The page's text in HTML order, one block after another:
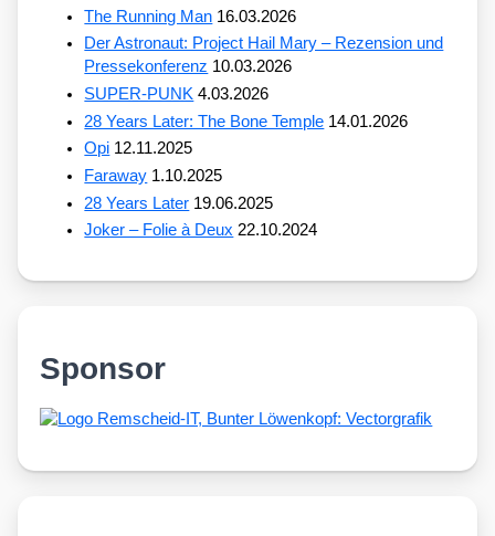
The Running Man 16.03.2026
Der Astronaut: Project Hail Mary – Rezension und
Pressekonferenz 10.03.2026
SUPER-PUNK 4.03.2026
28 Years Later: The Bone Temple 14.01.2026
Opi 12.11.2025
Faraway 1.10.2025
28 Years Later 19.06.2025
Joker – Folie à Deux 22.10.2024
Sponsor